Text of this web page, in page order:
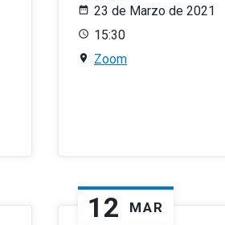
23 de Marzo de 2021
15:30
Zoom
12 MAR